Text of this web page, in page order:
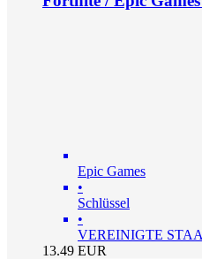
Epic Games
•
Schlüssel
•
VEREINIGTE
13.49 EUR